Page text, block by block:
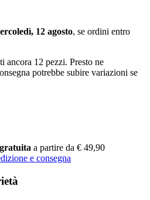
12 agosto, se ordini entro
ancora 12 pezzi. Presto ne
potrebbe subire variazioni se
a partire da € 49,90
e consegna